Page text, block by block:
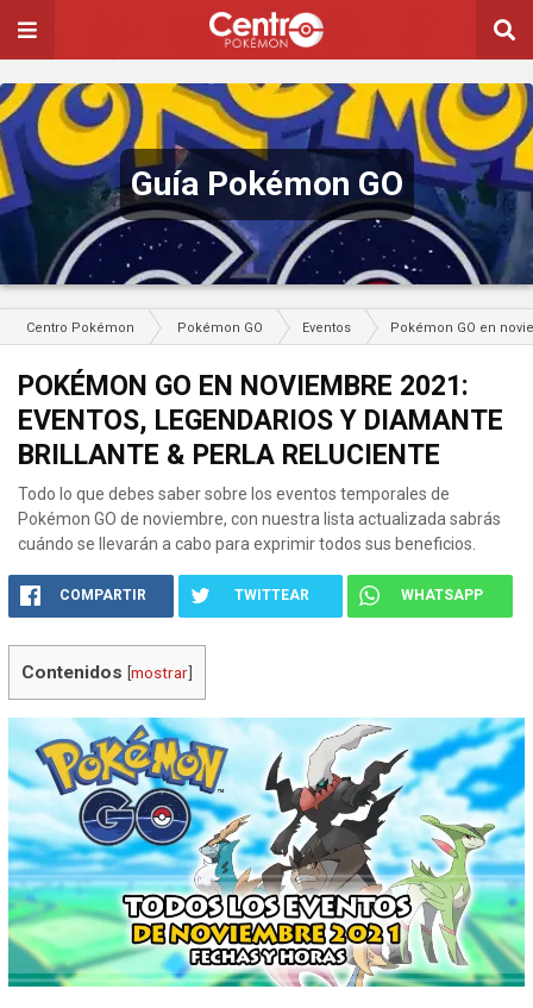
Guía Pokémon GO
Centro Pokémon Pokémon GO Eventos Pokémon GO en
POKÉMON GO EN NOVIEMBRE 2021:
EVENTOS, LEGENDARIOS Y DIAMANTE
BRILLANTE & PERLA RELUCIENTE
Todo lo que debes saber sobre los eventos temporales de
Pokémon GO de noviembre, con nuestra lista actualizada sabrás
cuándo se llevarán a cabo para exprimir todos sus beneficios.
COMPARTIR TWITTEAR WHATSAPP
Contenidos [mostrar]